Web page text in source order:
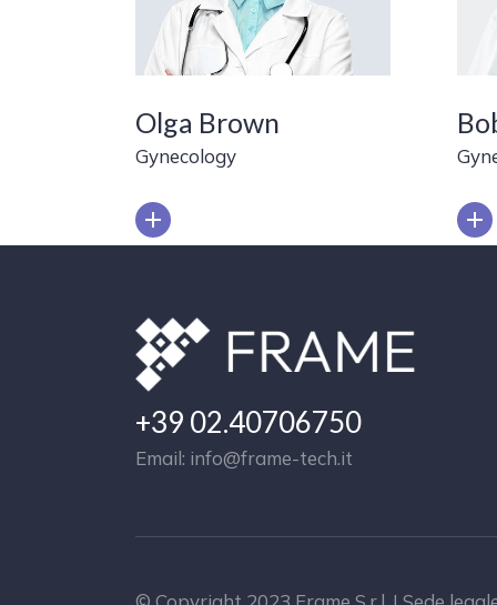
Olga Brown
Gynecology
+39 02.40706750
Email: info@frame-tech.it